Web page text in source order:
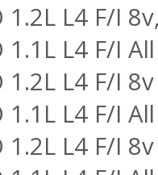
1.2L L4 F/I
1.1L L4 F/I All
1.2L L4 F/I 8v
1.1L L4 F/I All
1.2L L4 F/I 8v